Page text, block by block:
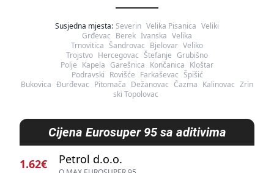
Susjedna mjesta: Severin Velika Pisanica Veliki
Grđevac Berek Ivanska Velika
Trnovitica Šandrovac Bjelovar Veliko
Trojstvo Hercegovac Štefanje Grubišno
Polje Kapela Garešnica Končanica Kloštar
Podravski Rovišće Farkaševac Špišić
Bukovica Đurđevac Pitomača Dežanovac Čazma Kalinovac Zrin
ski Topolovac
Cijena Eurosuper 95 sa aditivima
1.62€ Petrol d.o.o.